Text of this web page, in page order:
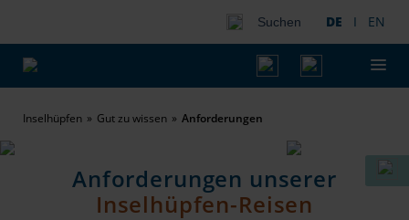
Suchen DE I EN
Inselhüpfen Gut zu wissen Anforderungen
Anforderungen unserer
Inselhüpfen-Reisen